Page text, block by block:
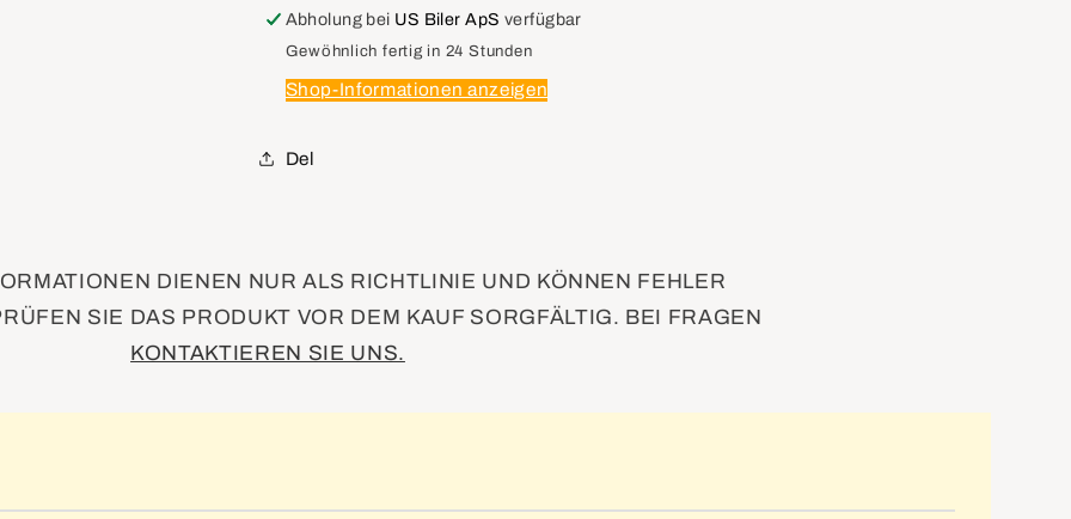
Bracket,
Front
Plate
Bracket,
Front
Plate
Abholung bei US Biler ApS verfügbar
Gewöhnlich fertig in 24 Stunden
Shop-Informationen anzeigen
Del
DIENEN NUR ALS RICHTLINIE UND KÖNNEN FEHLER
SIE DAS PRODUKT VOR DEM KAUF SORGFÄLTIG. BEI FRAGEN
KONTAKTIEREN SIE UNS.